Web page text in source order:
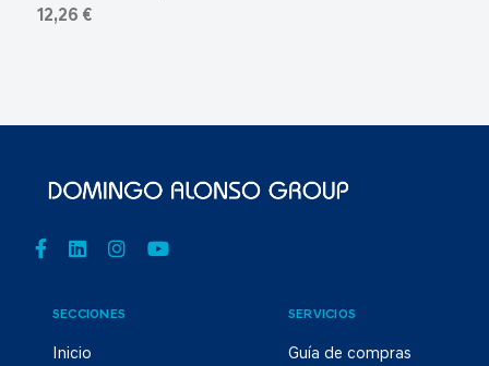
12,26 €
SECCIONES
Inicio
SERVICIOS
Guía de compras